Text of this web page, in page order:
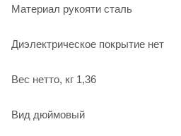
Материал рукояти сталь
Диэлектрическое покрытие нет
Вес нетто, кг 1,36
Вид дюймовый